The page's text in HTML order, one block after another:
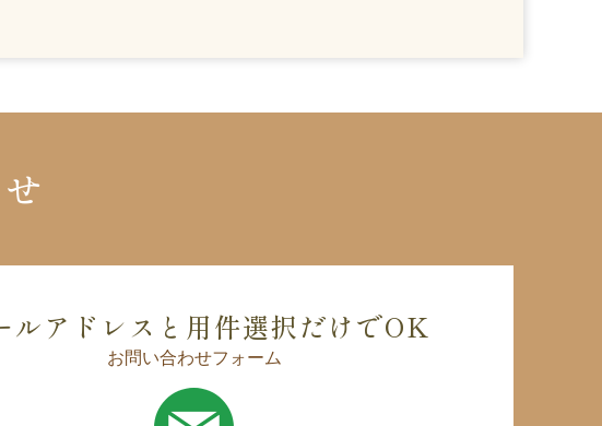
ルアドレスと用件選択だけでOK
お問い合わせフォーム